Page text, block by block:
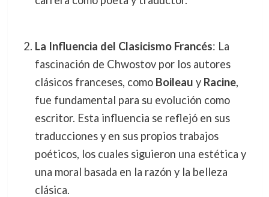
La Influencia del Clasicismo Francés: La
fascinación de Chwostov por los autores
clásicos franceses, como Boileau y Racine,
fue fundamental para su evolución como
escritor. Esta influencia se reflejó en sus
traducciones y en sus propios trabajos
poéticos, los cuales siguieron una estética y
una moral basada en la razón y la belleza
clásica.